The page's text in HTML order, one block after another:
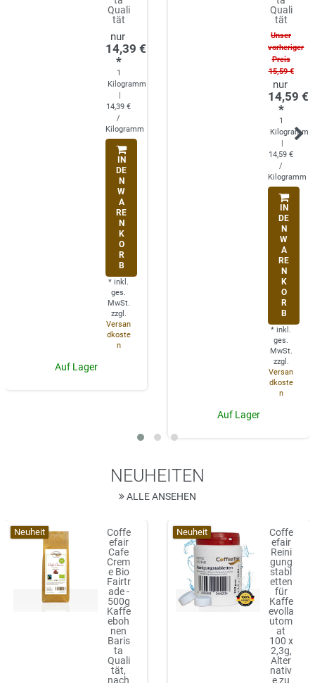
Quali
tät
14,39 €
*
1
Kilogramm
14,39 €
/
Kilogramm
IN
DE
N
W
A
RE
N
K
O
R
B
* inkl.
ges.
MwSt.
zzgl.
Versan
dkoste
n
Auf Lager
Quali
tät
Unser
vorheriger
Preis
15,59 €
14,59 €
*
1
Kilogramm
14,59 €
/
Kilogramm
IN
DE
N
W
A
RE
N
K
O
R
B
* inkl.
ges.
MwSt.
zzgl.
Versan
dkoste
n
Auf Lager
NEUHEITEN
ALLE ANSEHEN
Neuheit
Coffe
efair
Cafe
Crem
e Bio
Fairtr
ade -
500g
Kaffe
eboh
nen
Baris
ta
Quali
tät,
nach
Neuheit
Coffe
efair
Reini
gung
stabl
etten
für
Kaffe
evolla
utom
at
100 x
2,3g,
Alter
nativ
e zu